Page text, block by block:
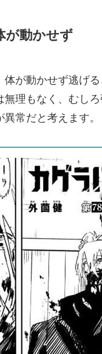
が動かせず
体が動かせず逃げ
無理もなく、むし
常だと考えます。